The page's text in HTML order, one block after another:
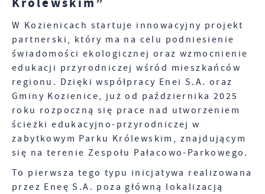
W Kozienicach startuje innowacyjny projekt
partnerski, który ma na celu podniesienie
świadomości ekologicznej oraz wzmocnienie
edukacji przyrodniczej wśród mieszkańców
regionu. Dzięki współpracy Enei S.A. oraz
Gminy Kozienice, już od października 2025
roku rozpoczną się prace nad utworzeniem
ścieżki edukacyjno-przyrodniczej w
zabytkowym Parku Królewskim, znajdującym
się na terenie Zespołu Pałacowo-Parkowego.
To pierwsza tego typu inicjatywa realizowana
przez Eneę S.A. poza główną lokalizacją
funkcjonalności.
Twoich upodobań oraz Twoich zwyczajów
Treści promocyjne mogą pojawić się na stronach
podmiotów trzecich lub firm będących naszymi
partnerami oraz innych dostawców usług. Firmy te
działają w charakterze pośredników
prezentujących nasze treści w postaci wiadomości,
ofert, komunikatów mediów społecznościowych.